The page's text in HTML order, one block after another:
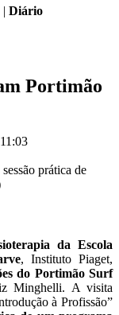
Diário
Portimão
prática de
da Escola
, Instituto Piaget,
do Portimão Surf
Minghelli. A visita
à Profissão”